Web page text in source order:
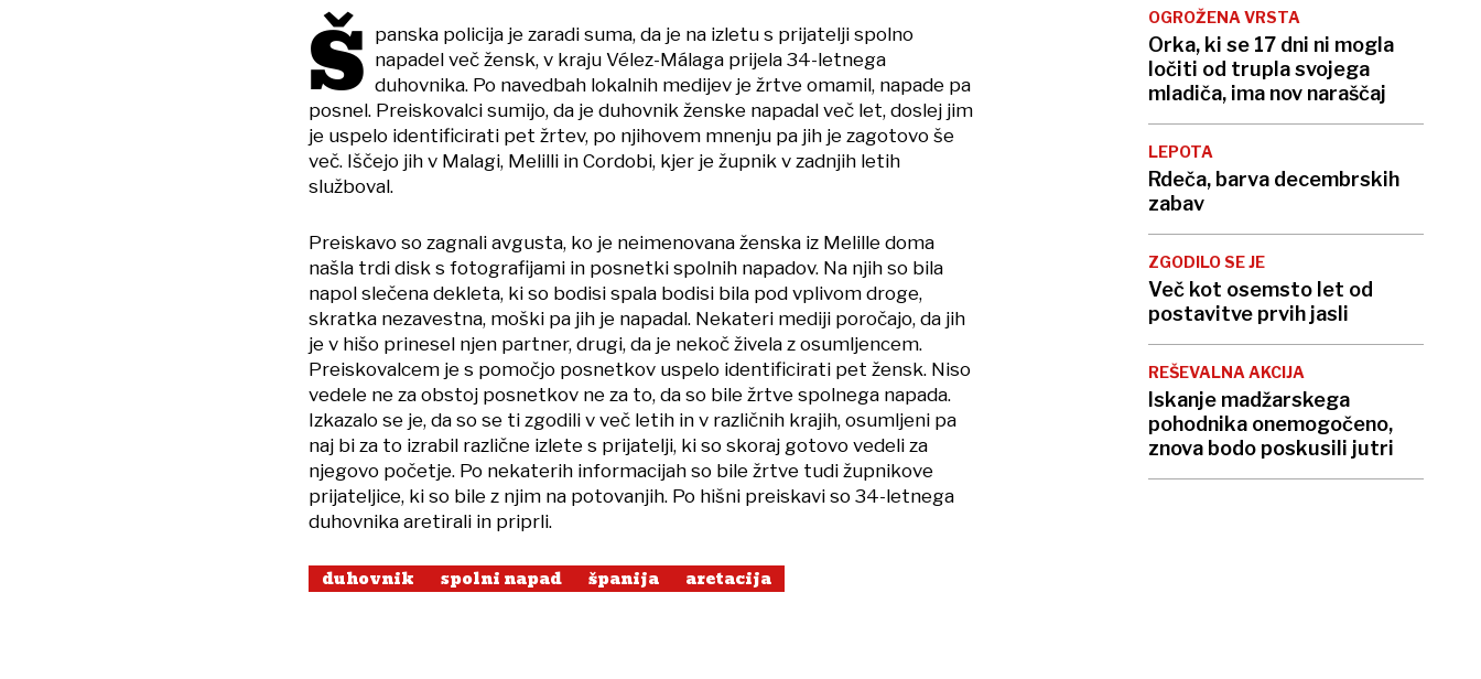
Š panska policija je zaradi suma, da je na izletu s prijatelji spolno
napadel več žensk, v kraju Vélez-Málaga prijela 34-letnega
duhovnika. Po navedbah lokalnih medijev je žrtve omamil, napade pa
posnel. Preiskovalci sumijo, da je duhovnik ženske napadal več let, doslej jim
je uspelo identificirati pet žrtev, po njihovem mnenju pa jih je zagotovo še
več. Iščejo jih v Malagi, Melilli in Cordobi, kjer je župnik v zadnjih letih
služboval.
Preiskavo so zagnali avgusta, ko je neimenovana ženska iz Melille doma
našla trdi disk s fotografijami in posnetki spolnih napadov. Na njih so bila
napol slečena dekleta, ki so bodisi spala bodisi bila pod vplivom droge,
skratka nezavestna, moški pa jih je napadal. Nekateri mediji poročajo, da jih
je v hišo prinesel njen partner, drugi, da je nekoč živela z osumljencem.
Preiskovalcem je s pomočjo posnetkov uspelo identificirati pet žensk. Niso
vedele ne za obstoj posnetkov ne za to, da so bile žrtve spolnega napada.
Izkazalo se je, da so se ti zgodili v več letih in v različnih krajih, osumljeni pa
naj bi za to izrabil različne izlete s prijatelji, ki so skoraj gotovo vedeli za
njegovo početje. Po nekaterih informacijah so bile žrtve tudi župnikove
prijateljice, ki so bile z njim na potovanjih. Po hišni preiskavi so 34-letnega
duhovnika aretirali in priprli.
duhovnik spolni napad španija aretacija
OGROŽENA VRSTA
Orka, ki se 17 dni ni mogla
ločiti od trupla svojega
mladiča, ima nov naraščaj
LEPOTA
Rdeča, barva decembrskih
zabav
ZGODILO SE JE
Več kot osemsto let od
postavitve prvih jasli
REŠEVALNA AKCIJA
Iskanje madžarskega
pohodnika onemogočeno,
znova bodo poskusili jutri